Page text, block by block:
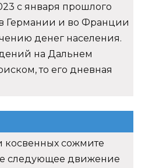
с января прошлого
Германии и во Франции
денег населения.
на Дальнем
то его дневная
сожмите
следующее движение